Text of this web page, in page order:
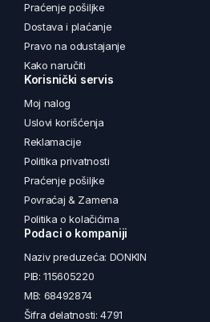
Praćenje pošiljke
Dostava i plaćanje
Pravo na odustajanje
Kako naručiti
Korisnički servis
Moj nalog
Uslovi korišćenja
Reklamacije
Politika privatnosti
Praćenje pošiljke
Povraćaj & Zamena
Politika o kolačićima
Podaci o kompaniji
Naziv preduzeća: DONKIN
PIB: 115605220
MB: 68492874
Šifra delatnosti: 4791